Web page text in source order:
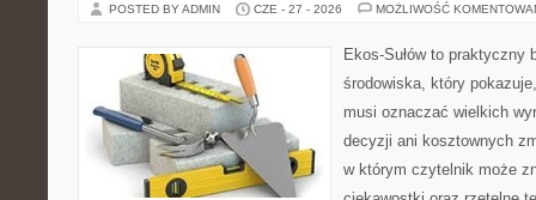
POSTED BY ADMIN CZE - 27 - 2026 MOŻLIWOŚĆ
Ekos-Sułów to praktyczny
środowiska, który
musi oznaczać wielkich
decyzji ani kosztownych
w którym czytelnik może